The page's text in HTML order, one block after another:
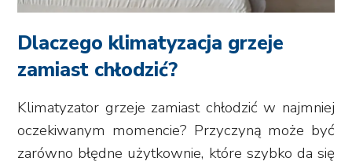
Dlaczego klimatyzacja grzeje
zamiast chłodzić?
Klimatyzator grzeje zamiast chłodzić w najmniej
oczekiwanym momencie? Przyczyną może być
zarówno błędne użytkownie, które szybko da się